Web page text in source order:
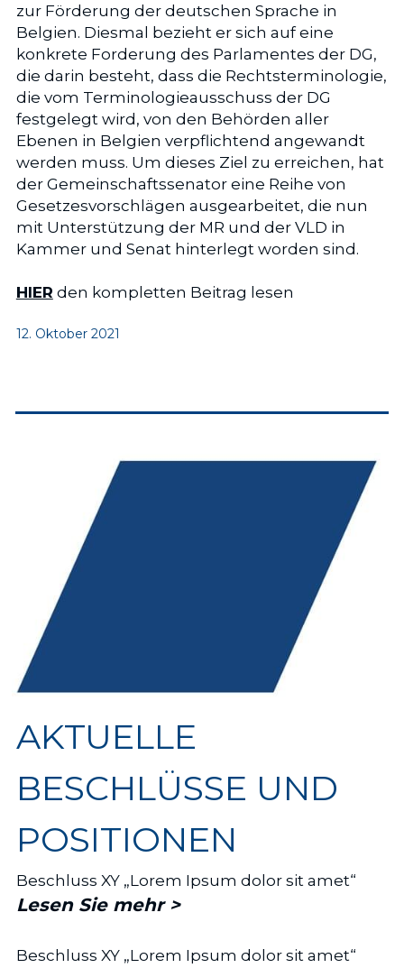
zur Förderung der deutschen Sprache in
Belgien. Diesmal bezieht er sich auf eine
konkrete Forderung des Parlamentes der DG,
die darin besteht, dass die Rechtsterminologie,
die vom Terminologieausschuss der DG
festgelegt wird, von den Behörden aller
Ebenen in Belgien verpflichtend angewandt
werden muss. Um dieses Ziel zu erreichen, hat
der Gemeinschaftssenator eine Reihe von
Gesetzesvorschlägen ausgearbeitet, die nun
mit Unterstützung der MR und der VLD in
Kammer und Senat hinterlegt worden sind.
HIER den kompletten Beitrag lesen
12. Oktober 2021
AKTUELLE
BESCHLÜSSE UND
POSITIONEN
Beschluss XY „Lorem Ipsum dolor sit amet“
Lesen Sie mehr >
Beschluss XY „Lorem Ipsum dolor sit amet“